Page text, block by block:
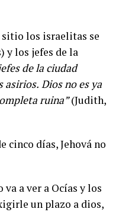
sitio los israelitas se
y los jefes de la
de la ciudad
asirios. Dios no es ya
ruina”(Judith,
cinco días, Jehová no
a ver a Ocías y los
un plazo a dios,